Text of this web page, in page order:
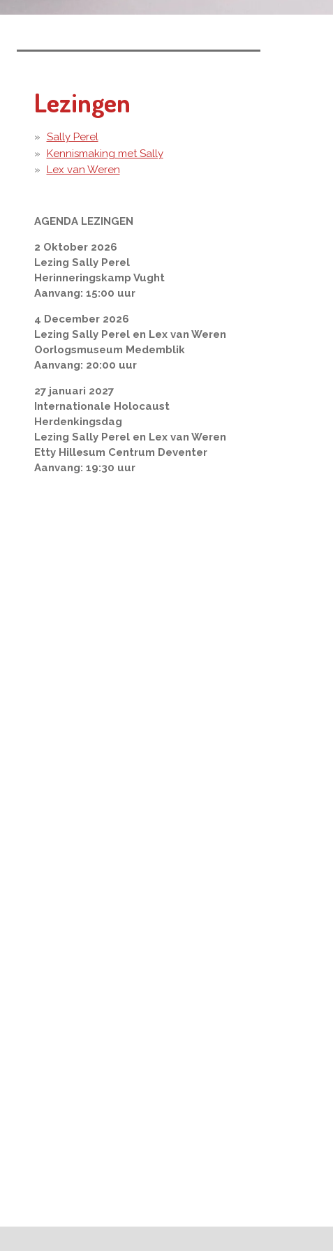
Lezingen
Sally Perel
Kennismaking met Sally
Lex van Weren
AGENDA LEZINGEN
2 Oktober 2026
Lezing Sally Perel
Herinneringskamp Vught
Aanvang: 15:00 uur
4 December 2026
Lezing Sally Perel en Lex van Weren
Oorlogsmuseum Medemblik
Aanvang: 20:00 uur
27 januari 2027
Internationale Holocaust
Herdenkingsdag
Lezing Sally Perel en Lex van Weren
Etty Hillesum Centrum Deventer
Aanvang: 19:30 uur